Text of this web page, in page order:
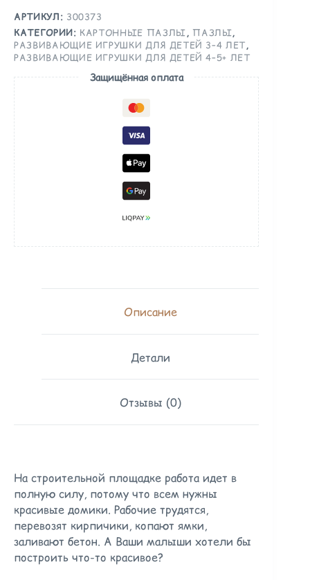
АРТИКУЛ: 300373
КАТЕГОРИИ: КАРТОННЫЕ ПАЗЛЫ, ПАЗЛЫ,
РАЗВИВАЮЩИЕ ИГРУШКИ ДЛЯ ДЕТЕЙ 3–4 ЛЕТ,
РАЗВИВАЮЩИЕ ИГРУШКИ ДЛЯ ДЕТЕЙ 4–5+ ЛЕТ
Защищённая оплата
Описание
Детали
Отзывы (0)
На строительной площадке работа идет в
полную силу, потому что всем нужны
красивые домики. Рабочие трудятся,
перевозят кирпичики, копают ямки,
заливают бетон. А Ваши малыши хотели бы
построить что-то красивое?